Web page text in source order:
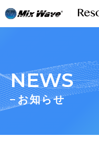
wp_head();
NEWS
お知らせ